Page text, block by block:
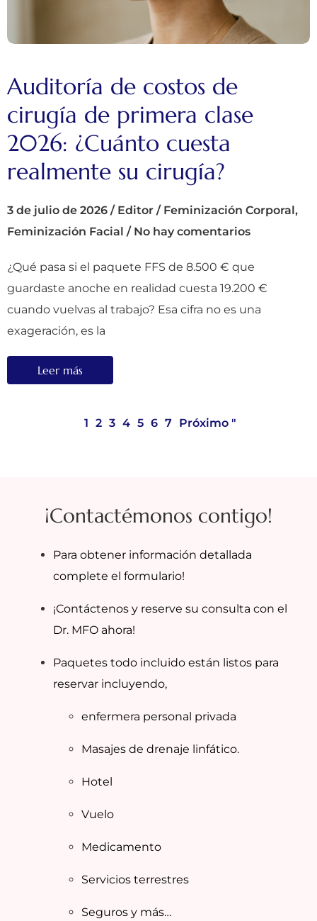
Auditoría de costos de
cirugía de primera clase
2026: ¿Cuánto cuesta
realmente su cirugía?
3 de julio de 2026 / Editor / Feminización Corporal,
Feminización Facial / No hay comentarios
¿Qué pasa si el paquete FFS de 8.500 € que
guardaste anoche en realidad cuesta 19.200 €
cuando vuelvas al trabajo? Esa cifra no es una
exageración, es la
Leer más
1 2 3 4 5 6 7 Próximo "
¡Contactémonos contigo!
Para obtener información detallada
complete el formulario!
¡Contáctenos y reserve su consulta con el
Dr. MFO ahora!
Paquetes todo incluido están listos para
reservar incluyendo,
enfermera personal privada
Masajes de drenaje linfático.
Hotel
Vuelo
Medicamento
Servicios terrestres
Seguros y más…